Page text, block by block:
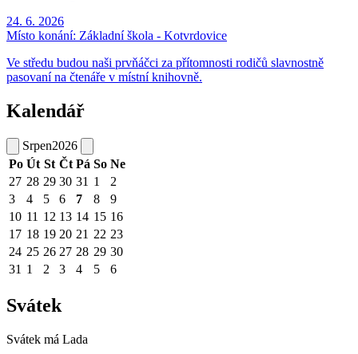
24. 6. 2026
Místo konání: Základní škola - Kotvrdovice
Ve středu budou naši prvňáčci za přítomnosti rodičů slavnostně
pasovaní na čtenáře v místní knihovně.
Kalendář
Srpen2026
Po Út St Čt Pá So Ne
27 28 29 30 31 1
2
3
4 5 6 7 8
9
10 11 12 13 14 15 16
17 18 19 20 21 22 23
24 25 26 27 28 29 30
31 1 2 3 4 5 6
Svátek
Svátek má Lada